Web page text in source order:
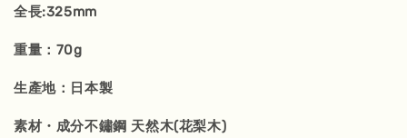
全長:325mm
重量：70g
生產地：日本製
素材・成分不鏽鋼 天然木(花梨木)